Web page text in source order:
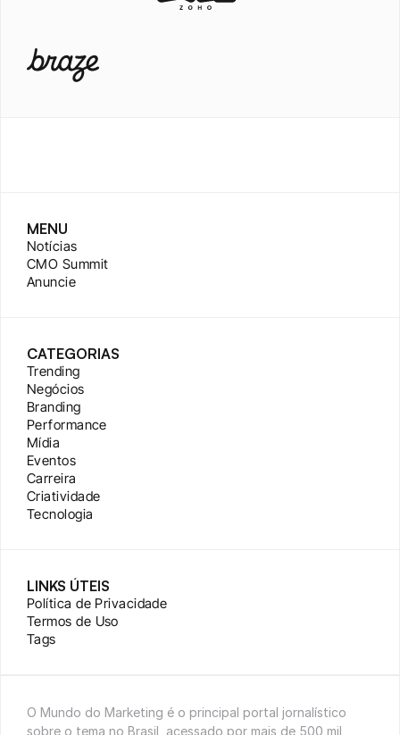
MENU
Notícias
CMO Summit
Anuncie
CATEGORIAS
Trending
Negócios
Branding
Performance
Mídia
Eventos
Carreira
Criatividade
Tecnologia
LINKS ÚTEIS
Política de Privacidade
Termos de Uso
Tags
O Mundo do Marketing é o principal portal jornalístico
sobre o tema no Brasil, acessado por mais de 500 mil